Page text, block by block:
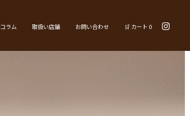
コラム 取扱い店舗 お問い合わせ 🛒 カート 0